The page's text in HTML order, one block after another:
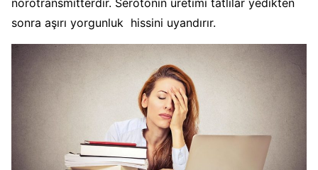
nörotransmitterdir. Serotonin üretimi tatlılar yedikten
sonra aşırı yorgunluk hissini uyandırır.